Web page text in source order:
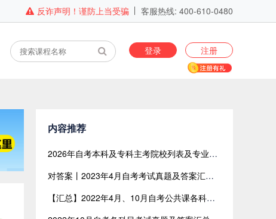
客服热线: 400-610-0480
反诈声明！谨防上当受骗
登录 注册
内容推荐
2026年自考本科及专科主考院校列表及专业目录（全国版）
对答案丨2023年4月自考考试真题及答案汇总【网友回忆版】
【汇总】2022年4月、10月自考公共课各科目考试真题及答案汇总（共含24科目）